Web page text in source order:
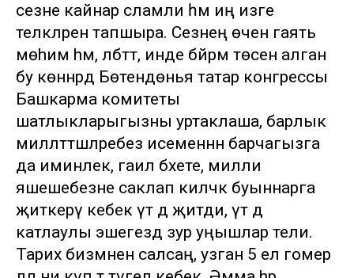
сезне кайнар сәламли һәм иң изге
теләкләрен тапшыра. Сезнең өчен гаять
мөhим hәм, әлбәттә, инде бәйрәм төсен алган
бу көннәрдә Бөтендөнья татар конгрессы
Башкарма комитеты
шатлыкларыгызны уртаклаша, барлык
милләттәшләребез исеменнән барчагызга
да иминлек, гаилә бәхете, милли
яшәешебезне саклап киләчәк буыннарга
җиткерү кебек үтә дә җитди, үтә дә
катлаулы эшегездә зур уңышлар тели.
Тарих бизмәненә салсаң, узган 5 ел гомер